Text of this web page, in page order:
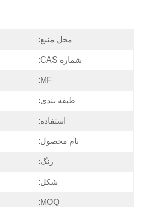
محل منبع:
شماره CAS:
MF:
طبقه بندی:
استفاده:
نام محصول:
رنگ:
شکل:
MOQ: